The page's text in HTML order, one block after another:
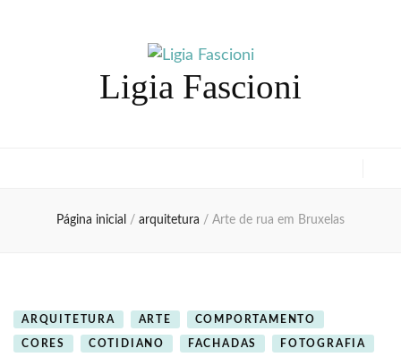
Ligia Fascioni
Página inicial / arquitetura / Arte de rua em Bruxelas
ARQUITETURA ARTE COMPORTAMENTO
CORES COTIDIANO FACHADAS FOTOGRAFIA